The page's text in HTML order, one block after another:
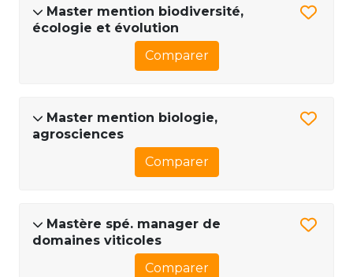
Master mention biodiversité,
écologie et évolution
Comparer
Master mention biologie,
agrosciences
Comparer
Mastère spé. manager de
domaines viticoles
Comparer